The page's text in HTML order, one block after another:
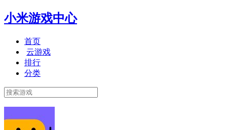
小米游戏中心
首页
云游戏
排行
分类